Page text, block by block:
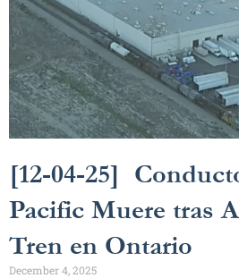
[12-04-25]
Pacific Muere tras
Tren en Ontario
December 4, 2025